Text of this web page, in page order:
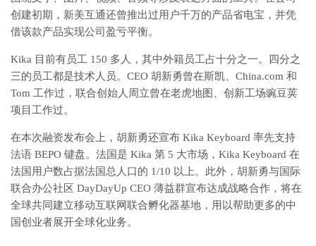
创建初期，新美互通还曾推出过用户千万的产品省电宝，并凭
借该款产品实现公司盈亏平衡。
Kika 目前有员工 150 多人，其中外籍员工占十分之一。四分之
三的员工都是技术人员。CEO 胡新勇曾在斯凯、China.com 和
Tom 工作过，联合创始人周立曾在老虎地图、创新工场豌豆荚
项目工作过。
在本次融资发布会上，胡新勇还宣布 Kika Keyboard 率先支持
法语 BEPO 键盘。法国是 Kika 第 5 大市场，Kika Keyboard 在
法国用户数占据法国总人口的 1/10 以上。此外，胡新勇与国际
联合办公社区 DayDayUp CEO 薄益群宣布达成战略合作，将在
全球共同建立移动互联网联合孵化器基地，用以帮助更多的中
国创业者展开全球化业务。